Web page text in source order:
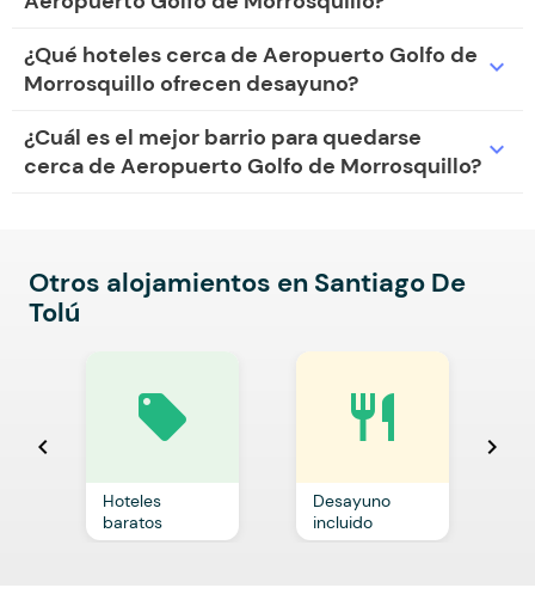
¿Qué hoteles cerca de Aeropuerto Golfo de
Morrosquillo ofrecen desayuno?
expand_more
¿Cuál es el mejor barrio para quedarse
cerca de Aeropuerto Golfo de Morrosquillo?
expand_more
Otros alojamientos en Santiago De
Tolú
chevron_left
local_offer
Hoteles
baratos
restaurant
Desayuno
incluido
chevron_right